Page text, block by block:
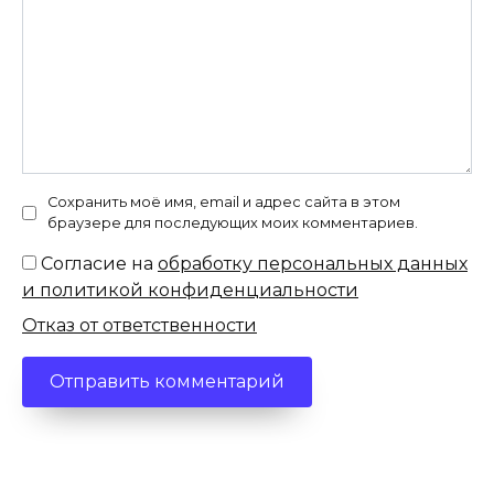
Сохранить моё имя, email и адрес сайта в этом
браузере для последующих моих комментариев.
Согласие на обработку персональных данных
и политикой конфиденциальности
Отказ от ответственности